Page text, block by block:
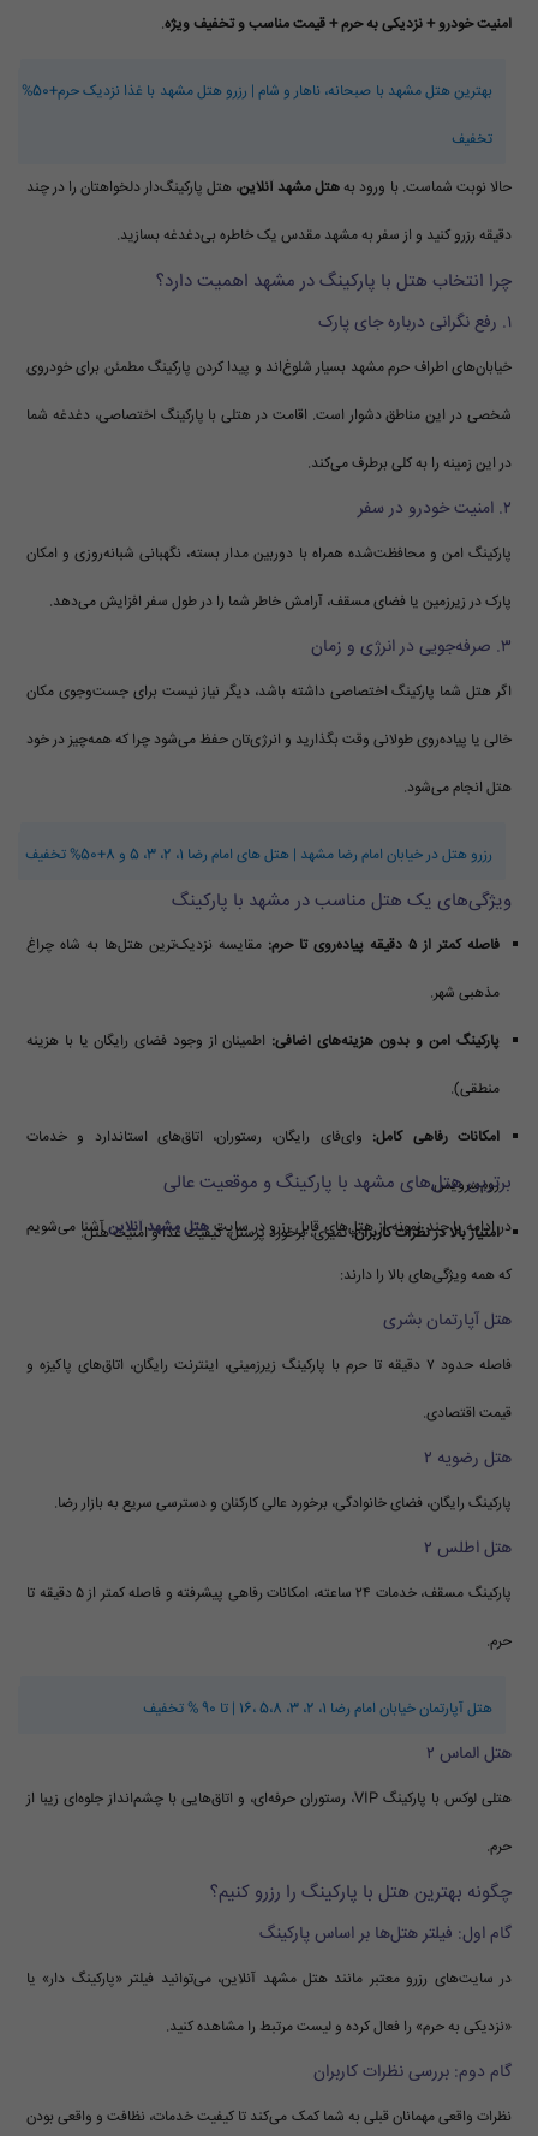
امنیت خودرو + نزدیکی به حرم + قیمت مناسب و تخفیف ویژه.
بهترین هتل مشهد با صبحانه، ناهار و شام | رزرو هتل مشهد با غذا نزدیک حرم+50%
تخفیف
حالا نوبت شماست. با ورود به هتل مشهد آنلاین، هتل پارکینگ‌دار دلخواهتان را در چند
دقیقه رزرو کنید و از سفر به مشهد مقدس یک خاطره بی‌دغدغه بسازید.
چرا انتخاب هتل با پارکینگ در مشهد اهمیت دارد؟
۱. رفع نگرانی درباره جای پارک
خیابان‌های اطراف حرم مشهد بسیار شلوغ‌اند و پیدا کردن پارکینگ مطمئن برای خودروی
شخصی در این مناطق دشوار است. اقامت در هتلی با پارکینگ اختصاصی، دغدغه شما
در این زمینه را به کلی برطرف می‌کند.
۲. امنیت خودرو در سفر
پارکینگ امن و محافظت‌شده همراه با دوربین مدار بسته، نگهبانی شبانه‌روزی و امکان
پارک در زیرزمین یا فضای مسقف، آرامش خاطر شما را در طول سفر افزایش می‌دهد.
۳. صرفه‌جویی در انرژی و زمان
اگر هتل شما پارکینگ اختصاصی داشته باشد، دیگر نیاز نیست برای جست‌وجوی مکان
خالی یا پیاده‌روی طولانی وقت بگذارید و انرژی‌تان حفظ می‌شود چرا که همه‌چیز در خود
هتل انجام می‌شود.
رزرو هتل در خیابان امام رضا مشهد | هتل‌ های امام رضا 1، 2، 3، 5 و 8+50% تخفیف
ویژگی‌های یک هتل مناسب در مشهد با پارکینگ
فاصله کمتر از ۵ دقیقه پیاده‌روی تا حرم: مقایسه نزدیک‌ترین هتل‌ها به شاه چراغ
مذهبی شهر.
پارکینگ امن و بدون هزینه‌های اضافی: اطمینان از وجود فضای رایگان یا با هزینه
منطقی).
امکانات رفاهی کامل: وای‌فای رایگان، رستوران، اتاق‌های استاندارد و خدمات
روم‌سرویس.
امتیاز بالا در نظرات کاربران:تمیزی، برخورد پرسنل، کیفیت غذا و امنیت هتل.
برترین هتل‌های مشهد با پارکینگ و موقعیت عالی
در ادامه با چند نمونه از هتل‌های قابل رزرو در سایتهتل مشهد آنلاینآشنا می‌شویم
که همه ویژگی‌های بالا را دارند:
هتل آپارتمان بشری
فاصله حدود ۷ دقیقه تا حرم با پارکینگ زیرزمینی، اینترنت رایگان، اتاق‌های پاکیزه و
قیمت اقتصادی.
هتل رضویه ۲
پارکینگ رایگان، فضای خانوادگی، برخورد عالی کارکنان و دسترسی سریع به بازار رضا.
هتل اطلس ۲
پارکینگ مسقف، خدمات ۲۴ ساعته، امکانات رفاهی پیشرفته و فاصله کمتر از ۵ دقیقه تا
حرم.
هتل آپارتمان خیابان امام رضا 1، 2، 3، 5،8 ،16 | تا 90 % تخفیف
هتل الماس ۲
هتلی لوکس با پارکینگ VIP، رستوران حرفه‌ای، و اتاق‌هایی با چشم‌انداز جلوه‌ای زیبا از
حرم.
چگونه بهترین هتل با پارکینگ را رزرو کنیم؟
گام اول: فیلتر هتل‌ها بر اساس پارکینگ
در سایت‌های رزرو معتبر مانند هتل مشهد آنلاین، می‌توانید فیلتر «پارکینگ دار» یا
«نزدیکی به حرم» را فعال کرده و لیست مرتبط را مشاهده کنید.
گام دوم: بررسی نظرات کاربران
نظرات واقعی مهمانان قبلی به شما کمک می‌کند تا کیفیت خدمات، نظافت و واقعی بودن